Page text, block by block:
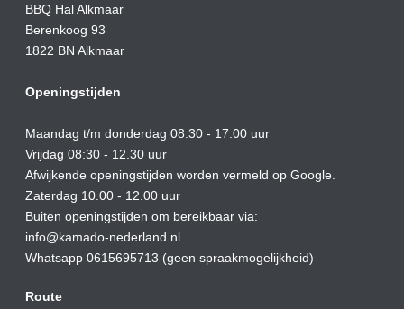
BBQ Hal Alkmaar
Berenkoog 93
1822 BN Alkmaar
Openingstijden
Maandag t/m donderdag 08.30 - 17.00 uur
Vrijdag 08:30 - 12.30 uur
Afwijkende openingstijden worden vermeld op Google.
Zaterdag 10.00 - 12.00 uur
Buiten openingstijden om bereikbaar via:
info@kamado-nederland.nl
Whatsapp 0615695713 (geen spraakmogelijkheid)
Route